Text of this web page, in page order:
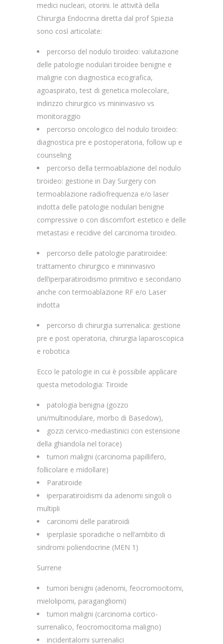
medici nucleari, otorini. le attività della
Chirurgia Endocrina diretta dal prof Spiezia
sono così articolate:
percorso del nodulo tiroideo: valutazione
delle patologie nodulari tiroidee benigne e
maligne con diagnostica ecografica,
agoaspirato, test di genetica molecolare,
indirizzo chirurgico vs mininvasivo vs
monitoraggio
percorso oncologico del nodulo tiroideo:
diagnostica pre e postoperatoria, follow up e
counseling
percorso della termoablazione del nodulo
tiroideo: gestione in Day Surgery con
termoablazione radiofrequenza e/o laser
indotta delle patologie nodulari benigne
compressive o con discomfort estetico e delle
metastasi e recidive del carcinoma tiroideo.
percorso delle patologie paratiroidee:
trattamento chirurgico e mininvasivo
dell’iperparatiroidismo primitivo e secondario
anche con termoablazione RF e/o Laser
indotta
percorso di chirurgia surrenalica: gestione
pre e post operatoria, chirurgia laparoscopica
e robotica
Ecco le patologie in cui è possibile applicare
questa metodologia: Tiroide
patologia benigna (gozzo
uni/multinodulare, morbo di Basedow),
gozzi cervico-mediastinici con estensione
della ghiandola nel torace)
tumori maligni (carcinoma papillifero,
follicolare e midollare)
Paratiroide
iperparatiroidismi da adenomi singoli o
multipli
carcinomi delle paratiroidi
iperplasie sporadiche o nell’ambito di
sindromi poliendocrine (MEN 1)
Surrene
tumori benigni (adenomi, feocromocitomi,
mielolipomi, paragangliomi)
tumori maligni (carcinoma cortico-
surrenalico, feocromocitoma maligno)
incidentalomi surrenalici